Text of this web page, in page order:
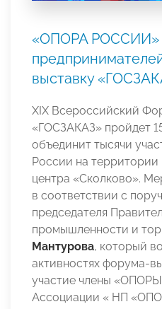
«ОПОРА РОССИИ»
выставку
XIX Всероссийский
«ГОСЗАКАЗ» пройдет
объединит тысячи
России на
центра «Сколково».
в соответствии с
председателя
промышленности и
Мантурова, который
активностях форума-
участие члены
Ассоциации « НП